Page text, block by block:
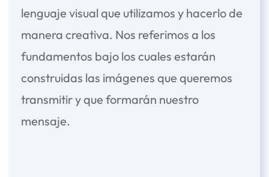
lenguaje visual que utilizamos y hacerlo de
manera creativa. Nos referimos a los
fundamentos bajo los cuales estarán
construidas las imágenes que queremos
transmitir y que formarán nuestro
mensaje.